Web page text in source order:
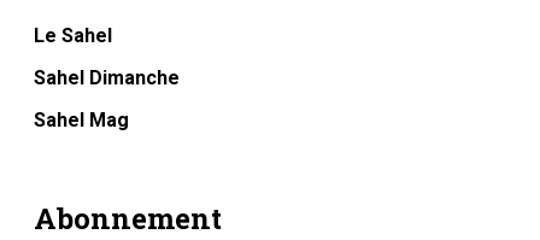
Le Sahel
Sahel Dimanche
Sahel Mag
Abonnement